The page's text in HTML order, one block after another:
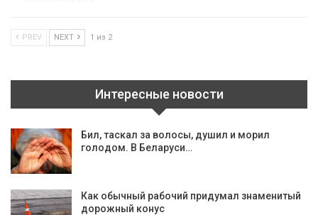
PREV NEXT 1 из 2
Интересные новости
Бил, таскал за волосы, душил и морил
голодом. В Беларуси…
Как обычный рабочий придумал знаменитый
дорожный конус